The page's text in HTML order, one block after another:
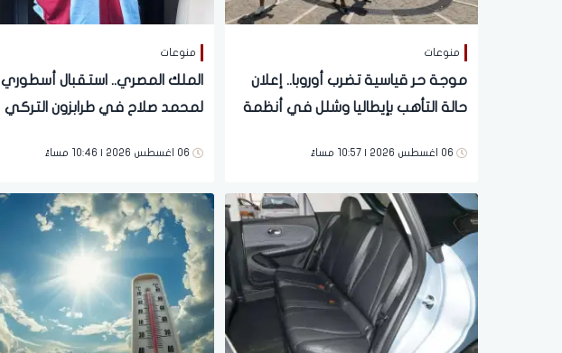
منوعات
موجة حر قياسية تضرب أوروبا.. إعلان
حالة التأهب بإيطاليا وشلل في أنظمة
06 اغسطس 2026 | 10:57 مساءً
منوعات
الملك المصري.. استقبال أسطوري
لمحمد صلاح في طرابزون التركي
06 اغسطس 2026 | 10:46 مساءً